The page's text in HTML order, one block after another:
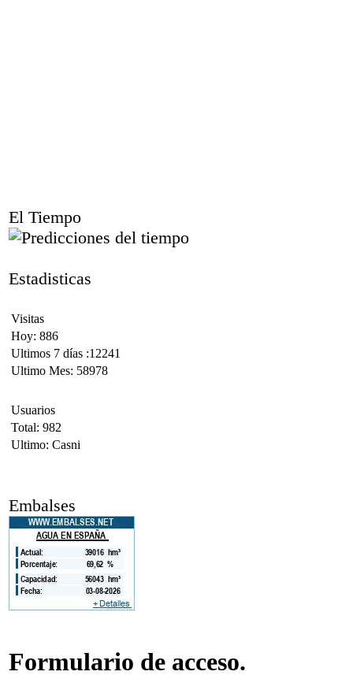
El Tiempo
Estadisticas
Visitas
Hoy: 886
Ultimos 7 días :12241
Ultimo Mes: 58978
Usuarios
Total: 982
Ultimo: Casni
Embalses
Formulario de acceso.